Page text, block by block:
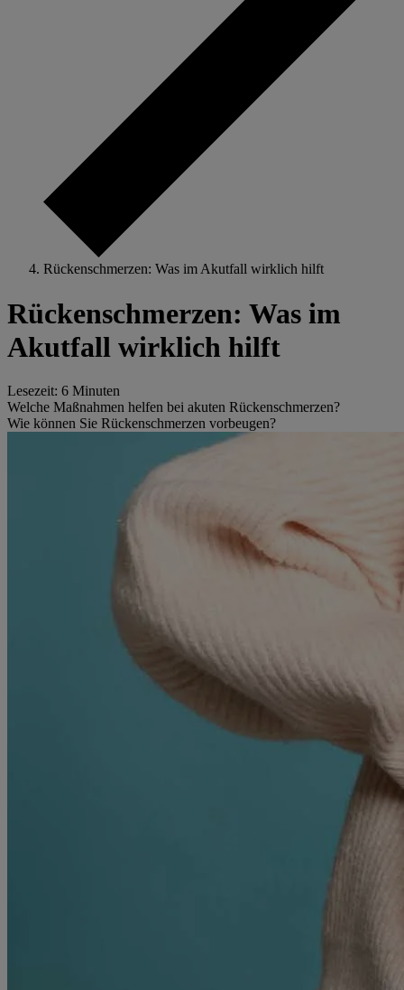
Rückenschmerzen: Was im Akutfall wirklich hilft
Rückenschmerzen: Was im
Akutfall wirklich hilft
Lesezeit: 6 Minuten
Welche Maßnahmen helfen bei akuten Rückenschmerzen?
Wie können Sie Rückenschmerzen vorbeugen?